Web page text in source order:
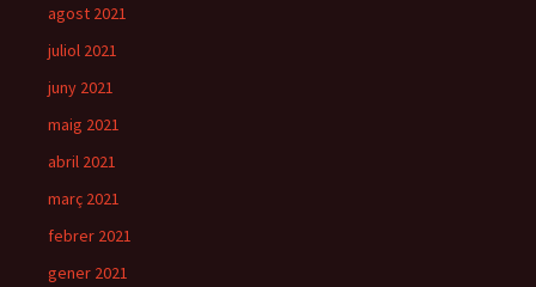
agost 2021
juliol 2021
juny 2021
maig 2021
abril 2021
març 2021
febrer 2021
gener 2021